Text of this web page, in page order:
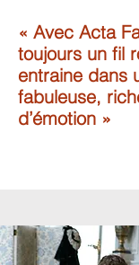
« Avec Acta
toujours un fil
entraine dans
fabuleuse,
d’émotion »